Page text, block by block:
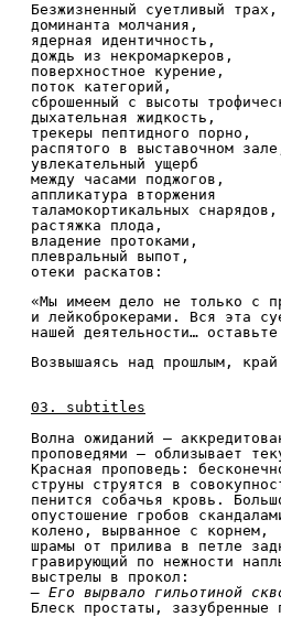
Безжизненный суетливый трах,
доминанта молчания,
ядерная идентичность,
дождь из некромаркеров,
поверхностное курение,
поток категорий,
сброшенный с высоты
дыхательная жидкость,
трекеры пептидного порно,
распятого в выставочном
увлекательный ущерб
между часами поджогов,
аппликатура вторжения
таламокортикальных снарядов,
растяжка плода,
владение протоками,
плевральный выпот,
отеки раскатов:
«Мы имеем дело не только с
и лейкоброкерами. Вся эта
нашей деятельности…
Возвышаясь над прошлым,
03. subtitles
Волна ожиданий —
проповедями — облизывает
Красная проповедь:
струны струятся в
пенится собачья кровь.
опустошение гробов
колено, вырванное с корнем,
шрамы от прилива в петле
гравирующий по нежности
выстрелы в прокол:
— Его вырвало гильотиной
Блеск простаты,